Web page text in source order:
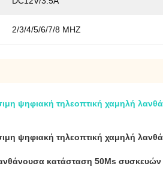
2/3/4/5/6/7/8 MHZ
ψηφιακή τηλεοπτική χαμηλή
ψηφιακή τηλεοπτική χαμηλή
κατάσταση 50Ms